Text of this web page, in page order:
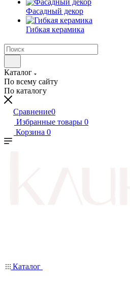
Фасадный декор
Гибкая керамика
Каталог
По всему сайту
По каталогу
Сравнение0
Избранные товары 0
Корзина 0
Каталог